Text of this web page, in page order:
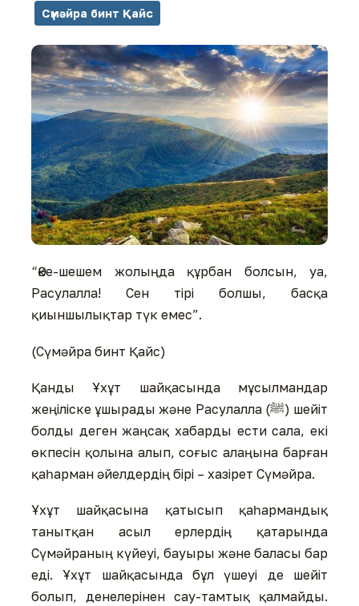
Сүмәйра бинт Қайс
“Әке-шешем жолыңда құрбан болсын, уа,
Расулалла! Сен тірі болшы, басқа
қиыншылықтар түк емес”.
(Сүмәйра бинт Қайс)
Қанды Ұхұт шайқасында мұсылмандар
жеңіліске ұшырады және Расулалла (ﷺ) шейіт
болды деген жаңсақ хабарды ести сала, екі
өкпесін қолына алып, соғыс алаңына барған
қаһарман әйелдердің бірі – хазірет Сүмәйра.
Ұхұт шайқасына қатысып қаһармандық
танытқан асыл ерлердің қатарында
Сүмәйраның күйеуі, бауыры және баласы бар
еді. Ұхұт шайқасында бұл үшеуі де шейіт
болып, денелерінен сау-тамтық қалмайды.